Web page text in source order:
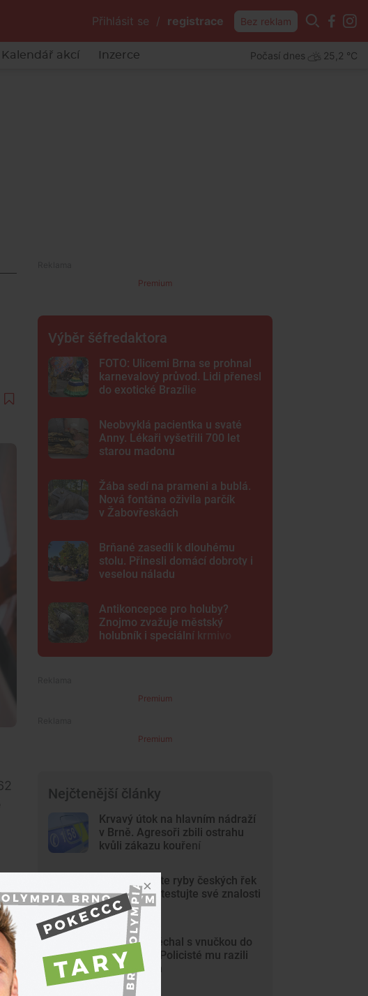
Přihlásit se / registrace Bez reklam
Kalendář akcí Inzerce Počasí dnes 25,2 °C
Premium
Výběr šéfredaktora
FOTO: Ulicemi Brna se prohnal
karnevalový průvod. Lidi přenesl
do exotické Brazílie
Neobvyklá pacientka u svaté
Anny. Lékaři vyšetřili 700 let
starou madonu
Žába sedí na prameni a bublá.
Nová fontána oživila parčík
v Žabovřeskách
Brňané zasedli k dlouhému
stolu. Přinesli domácí dobroty i
veselou náladu
Antikoncepce pro holuby?
Znojmo zvažuje městský
holubník i speciální krmivo
Premium
Premium
Nejčtenější články
Krvavý útok na hlavním nádraží
v Brně. Agresoři zbili ostrahu
kvůli zákazu kouření
KVÍZ: Poznáte ryby českých řek
a rybníků? Otestujte své znalosti
v kvízu
Dědeček spěchal s vnučkou do
nemocnice. Policisté mu razili
cestu Brnem